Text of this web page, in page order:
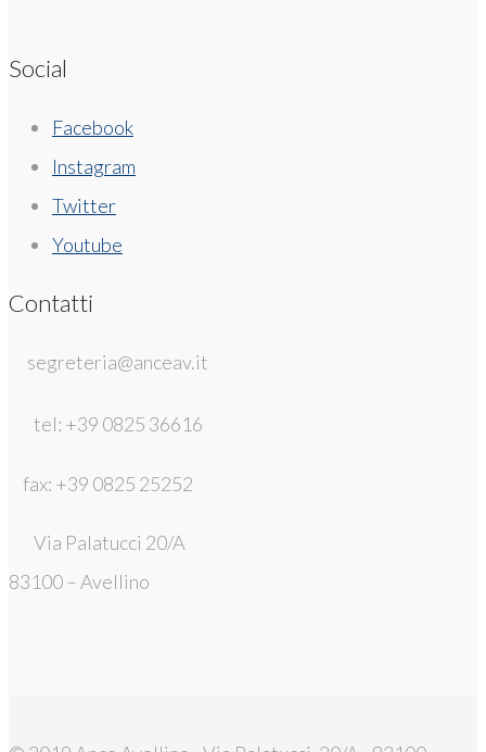
Social
Facebook
Instagram
Twitter
Youtube
Contatti
segreteria@anceav.it
tel: +39 0825 36616
fax: +39 0825 25252
Via Palatucci 20/A
83100 – Avellino